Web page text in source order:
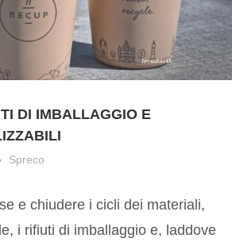
DI IMBALLAGGIO E
Spreco
e chiudere i cicli dei materiali,
i rifiuti di imballaggio e, laddove